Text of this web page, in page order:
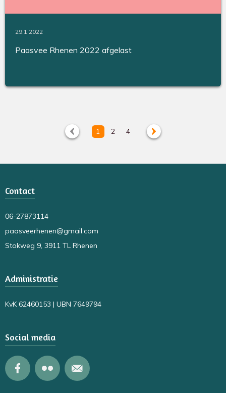
29.1.2022
Paasvee Rhenen 2022 afgelast
1 2 4
Contact
06-27873114
paasveerhenen@gmail.com
Stokweg 9, 3911 TL Rhenen
Administratie
KvK 62460153 | UBN 7649794
Social media